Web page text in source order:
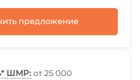
предложение
ШМР: от 25 000